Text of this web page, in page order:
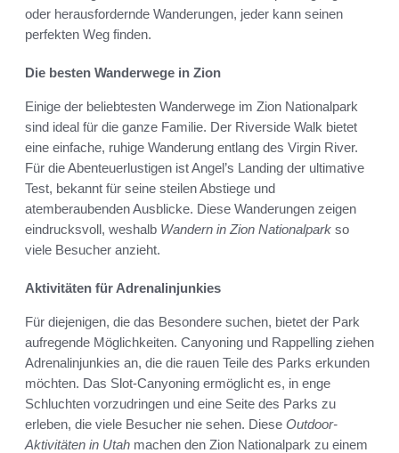
oder herausfordernde Wanderungen, jeder kann seinen
perfekten Weg finden.
Die besten Wanderwege in Zion
Einige der beliebtesten Wanderwege im Zion Nationalpark
sind ideal für die ganze Familie. Der Riverside Walk bietet
eine einfache, ruhige Wanderung entlang des Virgin River.
Für die Abenteuerlustigen ist Angel’s Landing der ultimative
Test, bekannt für seine steilen Abstiege und
atemberaubenden Ausblicke. Diese Wanderungen zeigen
eindrucksvoll, weshalb Wandern in Zion Nationalpark so
viele Besucher anzieht.
Aktivitäten für Adrenalinjunkies
Für diejenigen, die das Besondere suchen, bietet der Park
aufregende Möglichkeiten. Canyoning und Rappelling ziehen
Adrenalinjunkies an, die die rauen Teile des Parks erkunden
möchten. Das Slot-Canyoning ermöglicht es, in enge
Schluchten vorzudringen und eine Seite des Parks zu
erleben, die viele Besucher nie sehen. Diese Outdoor-
Aktivitäten in Utah machen den Zion Nationalpark zu einem